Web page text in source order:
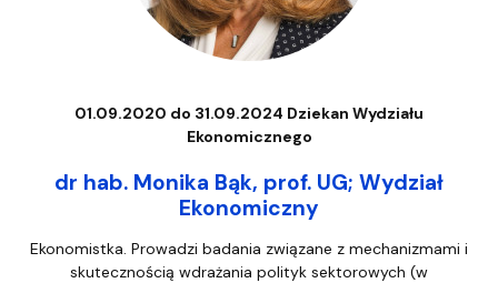
01.09.2020 do 31.09.2024 Dziekan Wydziału
Ekonomicznego
dr hab. Monika Bąk, prof. UG; Wydział
Ekonomiczny
Ekonomistka. Prowadzi badania związane z mechanizmami i
skutecznością wdrażania polityk sektorowych (w